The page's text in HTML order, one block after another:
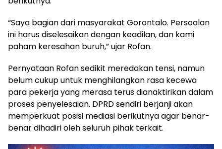
“Saya bagian dari masyarakat Gorontalo. Persoalan
ini harus diselesaikan dengan keadilan, dan kami
paham keresahan buruh,” ujar Rofan.
Pernyataan Rofan sedikit meredakan tensi, namun
belum cukup untuk menghilangkan rasa kecewa
para pekerja yang merasa terus dianaktirikan dalam
proses penyelesaian. DPRD sendiri berjanji akan
memperkuat posisi mediasi berikutnya agar benar-
benar dihadiri oleh seluruh pihak terkait.